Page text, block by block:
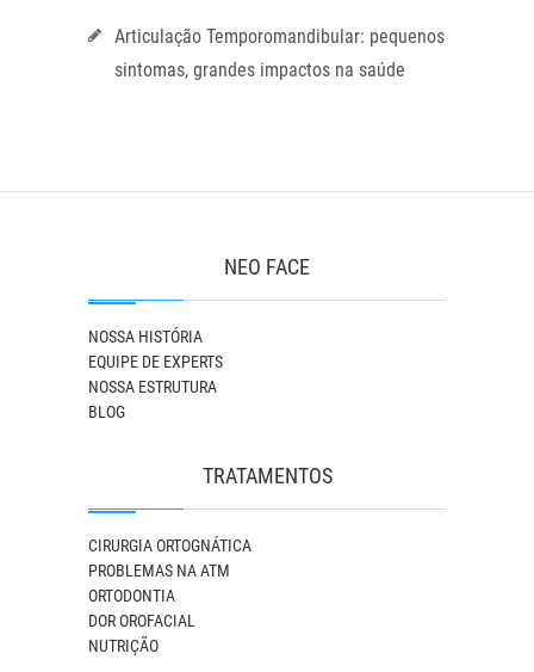
Articulação Temporomandibular: pequenos
sintomas, grandes impactos na saúde
NEO FACE
NOSSA HISTÓRIA
EQUIPE DE EXPERTS
NOSSA ESTRUTURA
BLOG
TRATAMENTOS
CIRURGIA ORTOGNÁTICA
PROBLEMAS NA ATM
ORTODONTIA
DOR OROFACIAL
NUTRIÇÃO